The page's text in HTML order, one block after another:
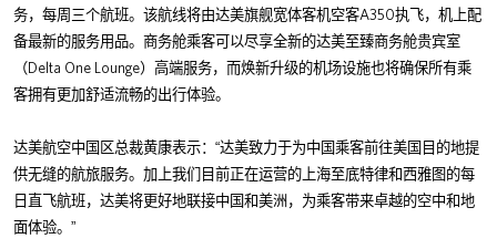
务，每周三个航班。该航线将由达美旗舰宽体客机空客A350执飞，机上配
备最新的服务用品。商务舱乘客可以尽享全新的达美至臻商务舱贵宾室
（Delta One Lounge）高端服务，而焕新升级的机场设施也将确保所有乘
客拥有更加舒适流畅的出行体验。
达美航空中国区总裁黄康表示：“达美致力于为中国乘客前往美国目的地提
供无缝的航旅服务。加上我们目前正在运营的上海至底特律和西雅图的每
日直飞航班，达美将更好地联接中国和美洲，为乘客带来卓越的空中和地
面体验。”